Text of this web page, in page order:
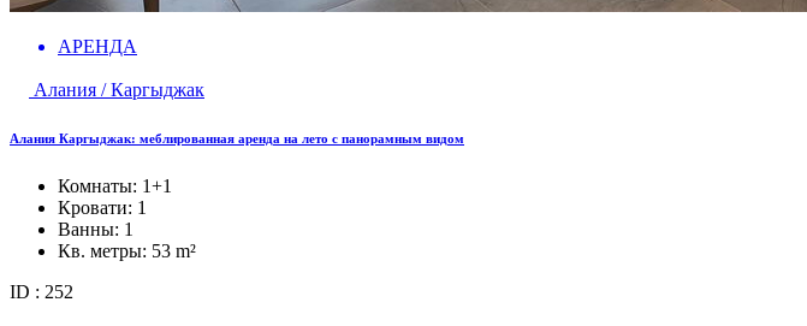
АРЕНДА
Алания / Каргыджак
Алания Каргыджак: меблированная аренда на лето с панорамным видом
Комнаты: 1+1
Кровати: 1
Ванны: 1
Кв. метры: 53 m²
ID : 252